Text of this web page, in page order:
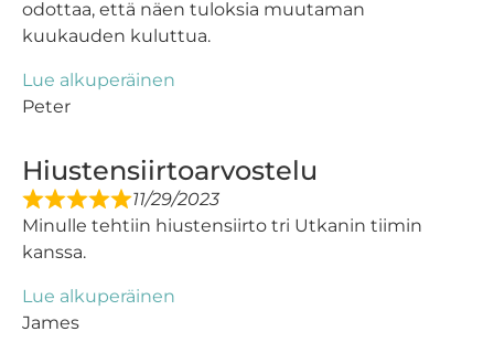
odottaa, että näen tuloksia muutaman
kuukauden kuluttua.
Lue alkuperäinen
Peter
Hiustensiirtoarvostelu
11/29/2023
Minulle tehtiin hiustensiirto tri Utkanin tiimin
kanssa.
Lue alkuperäinen
James